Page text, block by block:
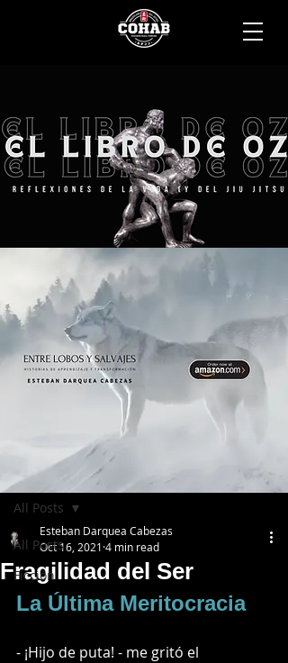
All Posts
Ficción
All Posts
Fragilidad del Ser
Esteban Darquea Cabezas
Oct 16, 2021 4 min read
La Última Meritocracia
- ¡Hijo de puta! - me gritó el